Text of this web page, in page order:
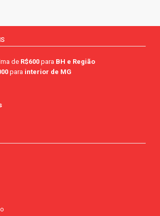
de R$600 para BH e Região
para interior de MG